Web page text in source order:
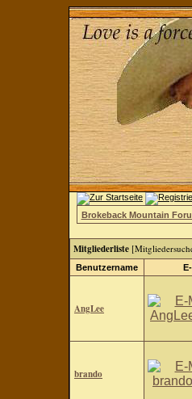
Brokeback Mountain
Mitgliederliste [
Benutzername
AngLee
brando